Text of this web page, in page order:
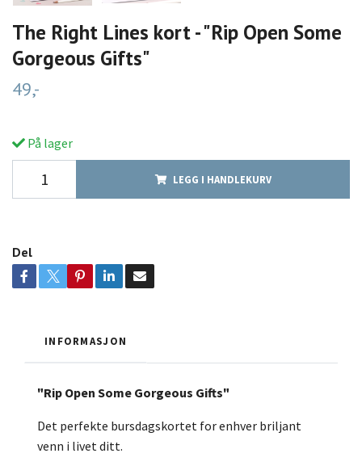
The Right Lines kort - "Rip Open Some
Gorgeous Gifts"
49,-
På lager
LEGG I HANDLEKURV
Del
INFORMASJON
"Rip Open Some Gorgeous Gifts"
Det perfekte bursdagskortet for enhver briljant
venn i livet ditt.